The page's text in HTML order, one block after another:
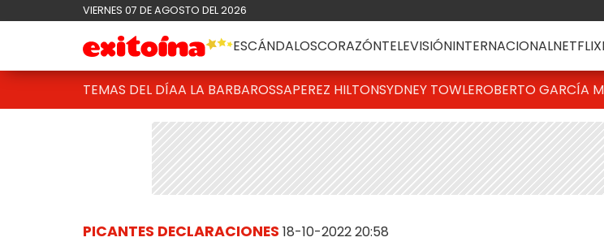
VIERNES 07 DE AGOSTO DEL 2026
ESCÁNDALOSCORAZÓNTELEVISIÓNINTERNACIONALNETFLIX
TEMAS DEL DÍAA LA BARBAROSSAPEREZ HILTONSYDNEY TOWLEROBERTO GARCÍA
PICANTES DECLARACIONES 18-10-2022 20:58